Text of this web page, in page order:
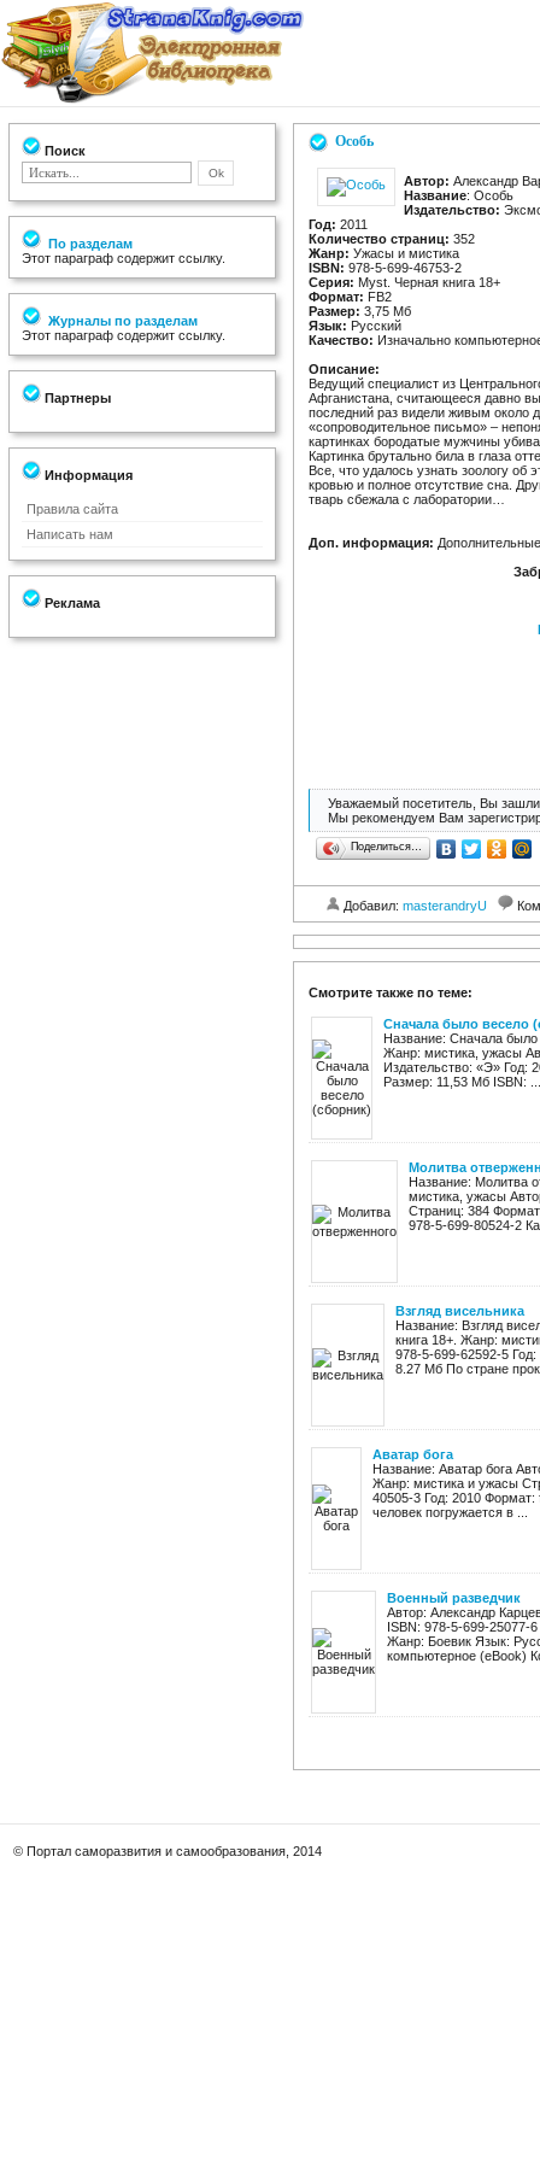
Поиск
По разделам
Этот параграф содержит ссылку.
Журналы по разделам
Этот параграф содержит ссылку.
Партнеры
Информация
Правила сайта
Написать нам
Реклама
Особь
Автор: Александр
Название: Особь
Издательство:
Год: 2011
Количество страниц: 352
Жанр: Ужасы и мистика
ISBN: 978-5-699-46753-2
Серия: Myst. Черная книга 18+
Формат: FB2
Размер: 3,75 Мб
Язык: Русский
Качество: Изначально
Описание:
Ведущий специалист из
Афганистана, считающееся давно
последний раз видели живым около
«сопроводительное письмо» –
картинках бородатые мужчины
Картинка брутально била в глаза
Все, что удалось узнать зоологу об
кровью и полное отсутствие сна.
тварь сбежала с лаборатории…
Доп. информация:
Уважаемый посетитель, Вы зашли
Мы рекомендуем Вам
Поделиться…
Добавил: masterandryU
Смотрите также по теме:
Сначала было весело
Название: Сначала было
Жанр: мистика, ужасы
Издательство: «Э» Год:
Размер: 11,53 Мб ISBN: ...
Молитва
Название: Молитва
мистика, ужасы
Страниц: 384
978-5-699-80524-2
Взгляд висельника
Название: Взгляд
книга 18+. Жанр:
978-5-699-62592-5
8.27 Мб По стране
Аватар бога
Название: Аватар бога
Жанр: мистика и ужасы
40505-3 Год: 2010
человек погружается в ...
Военный разведчик
Автор: Александр
ISBN: 978-5-699-25077-
Жанр: Боевик Язык:
компьютерное (eBook)
© Портал саморазвития и самообразования, 2014